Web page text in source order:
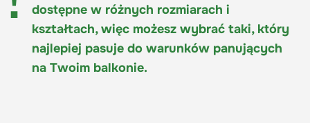
dostępne w różnych rozmiarach i
kształtach, więc możesz wybrać taki, który
najlepiej pasuje do warunków panujących
na Twoim balkonie.